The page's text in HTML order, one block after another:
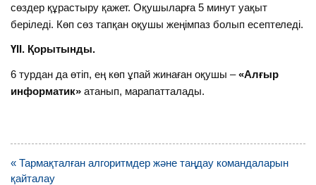
сөздер құрастыру қажет. Оқушыларға 5 минут уақыт
беріледі. Көп сөз тапқан оқушы жеңімпаз болып есептеледі.
ҮІІ. Қорытынды.
6 турдан да өтіп, ең көп ұпай жинаған оқушы –«Алғыр
информатик» атанып, марапатталады.
Навигация
по
« Тармақталған алгоритмдер және таңдау командаларын
қайталау